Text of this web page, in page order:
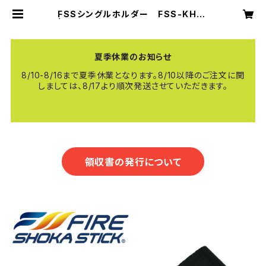
FSSシングルホルダー FSS-KH-S
夏季休業のお知らせ
8/10-8/16まで夏季休業となります。8/10以降のご注文に関
しましては、8/17より順次発送させていただきます。
領収書の発行について